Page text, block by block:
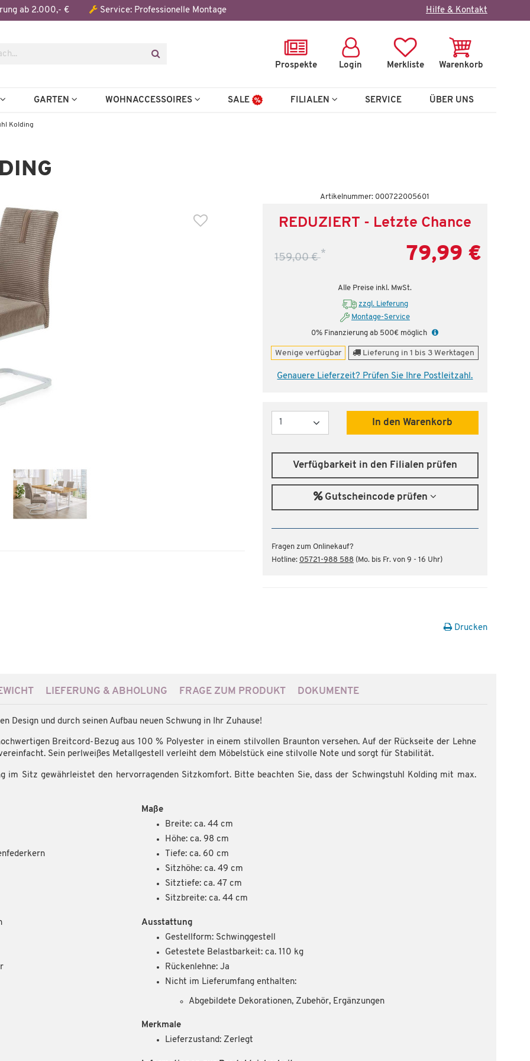
ab 2.000,- € Service: Professionelle Montage Hilfe & Kontakt
Prospekte Login Merkliste Warenkorb
GARTEN WOHNACCESSOIRES SALE FILIALEN SERVICE ÜBER UNS
Kolding
Artikelnummer: 000722005601
REDUZIERT - Letzte Chance
159,00 €* 79,99 €
Alle Preise inkl. MwSt.
zzgl. Lieferung
Montage-Service
0% Finanzierung ab 500€ möglich
Wenige verfügbar Lieferung in 1 bis 3 Werktagen
Genauere Lieferzeit? Prüfen Sie Ihre Postleitzahl.
Menge
In den Warenkorb
Der Artikel wurde in den Warenkorb gelegt:
Schwingstuhl
Kolding
€* 79,99 €
Chance – jetzt zugreifen!
Verfügbarkeit in den Filialen prüfen
Gutscheincode prüfen
Fragen zum Onlinekauf?
Hotline: 05721-988 588 (Mo. bis Fr. von 9 - 16 Uhr)
Drucken
LIEFERUNG & ABHOLUNG FRAGE ZUM PRODUKT DOKUMENTE
Design und durch seinen Aufbau neuen Schwung in Ihr Zuhause!
Breitcord-Bezug aus 100 % Polyester in einem stilvollen Braunton versehen. Auf der Rückseite der Lehne
Sein perlweißes Metallgestell verleiht dem Möbelstück eine stilvolle Note und sorgt für Stabilität.
im Sitz gewährleistet den hervorragenden Sitzkomfort. Bitte beachten Sie, dass der Schwingstuhl Kolding mit max.
Maße
Breite: ca. 44 cm
Höhe: ca. 98 cm
Tiefe: ca. 60 cm
Sitzhöhe: ca. 49 cm
Sitztiefe: ca. 47 cm
Sitzbreite: ca. 44 cm
Ausstattung
Gestellform: Schwinggestell
Getestete Belastbarkeit: ca. 110 kg
Rückenlehne: Ja
Nicht im Lieferumfang enthalten:
Abgebildete Dekorationen, Zubehör, Ergänzungen
Merkmale
Lieferzustand: Zerlegt